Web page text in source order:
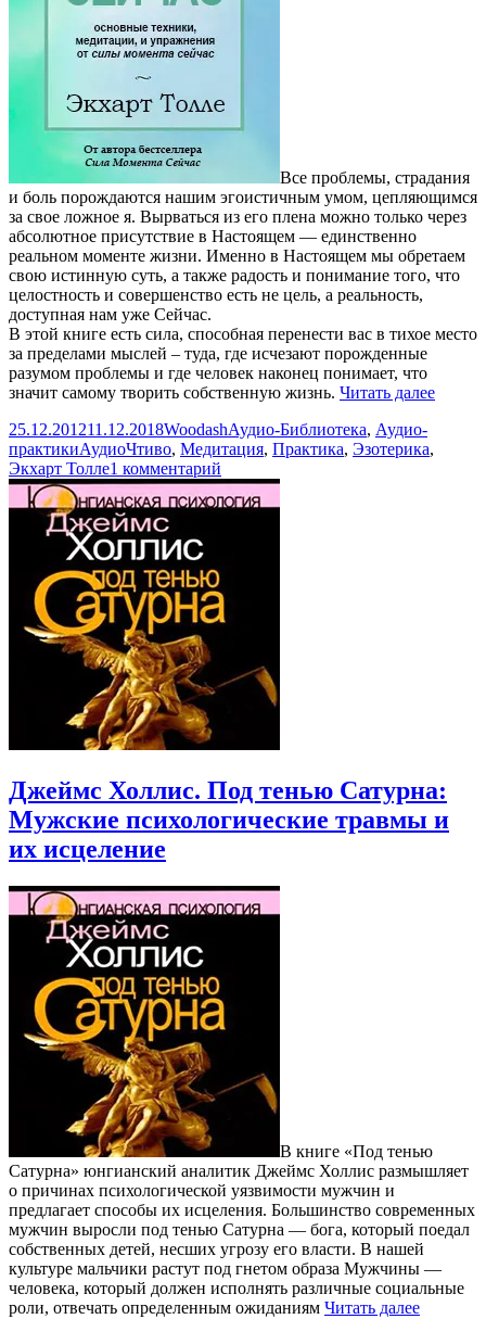
Все проблемы, страдания
и боль порождаются нашим эгоистичным умом, цепляющимся
за свое ложное я. Вырваться из его плена можно только через
абсолютное присутствие в Настоящем — единственно
реальном моменте жизни. Именно в Настоящем мы обретаем
свою истинную суть, а также радость и понимание того, что
целостность и совершенство есть не цель, а реальность,
доступная нам уже Сейчас.
В этой книге есть сила, способная перенести вас в тихое место
за пределами мыслей – туда, где исчезают порожденные
разумом проблемы и где человек наконец понимает, что
значит самому творить собственную жизнь. Читать далееЭкхарт
Опубликовано
25.12.201211.12.2018Автор
WoodashРубрики
Аудио-Библиотека, Аудио-
практикиМетки
АудиоЧтиво, Медитация, Практика, Эзотерика,
Экхарт Толле1 комментарий
записи
Экхарт
Сейчас
\
Power
Джеймс Холлис. Под тенью Сатурна:
Мужские психологические травмы и
их исцеление
В книге «Под тенью
Сатурна» юнгианский аналитик Джеймс Холлис размышляет
о причинах психологической уязвимости мужчин и
предлагает способы их исцеления. Большинство современных
мужчин выросли под тенью Сатурна — бога, который поедал
собственных детей, несших угрозу его власти. В нашей
культуре мальчики растут под гнетом образа Мужчины —
человека, который должен исполнять различные социальные
роли, отвечать определенным ожиданиям Читать далееДжеймс